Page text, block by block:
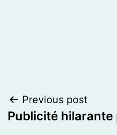
Post
navigation
Previous post
Publicité